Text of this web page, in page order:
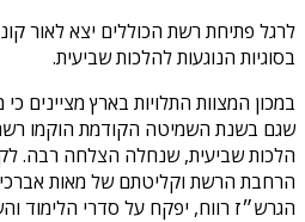
לרגל פתיחת רשת הכוללים יצא לאור
בסוגיות הנוגעות להלכות שביעית.
במכון המצוות התלויות בארץ מציינים
שגם בשנת השמיטה הקודמת הוקמו רשת
הלכות שביעית, שנחלה הצלחה רבה.
הרחבת הרשת וקליטתם של מאות
הגרש״ז רווח, יפקח על סדרי הלימוד